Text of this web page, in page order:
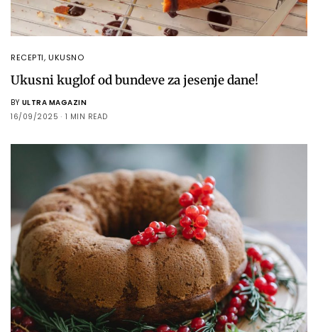
RECEPTI, UKUSNO
Ukusni kuglof od bundeve za jesenje dane!
BY ULTRA MAGAZIN
16/09/2025
1 MIN READ